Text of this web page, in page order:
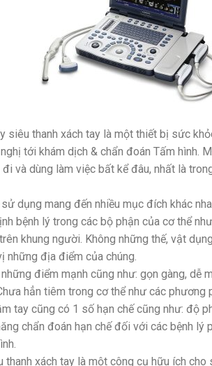
siêu thanh xách tay là một thiết bị sức
tới khám dịch & chẩn đoán Tấm hình.
và dùng làm việc bất kể đâu, nhất là
dụng mang đến nhiều mục đích khác
bệnh lý trong các bộ phận của cơ thể
khung người. Không những thế, vật
những địa điểm của chúng.
điểm mạnh cũng như: gọn gàng, dễ
hẳn tiêm trong cơ thể như các phương
tay cũng có 1 số hạn chế cũng như: độ
chẩn đoán hạn chế đối với các bệnh lý
thanh xách tay là một công cụ hữu ích